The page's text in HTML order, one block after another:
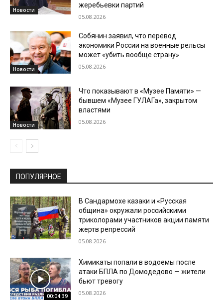
Новости
жеребьевки партий
05.08.2026
Новости
Собянин заявил, что перевод
экономики России на военные рельсы
может «убить вообще страну»
05.08.2026
Новости
Что показывают в «Музее Памяти» —
бывшем «Музее ГУЛАГа», закрытом
властями
05.08.2026
ПОПУЛЯРНОЕ
В Сандармохе казаки и «Русская
община» окружали российскими
триколорами участников акции памяти
жертв репрессий
05.08.2026
00:04:39
Химикаты попали в водоемы после
атаки БПЛА по Домодедово — жители
бьют тревогу
05.08.2026